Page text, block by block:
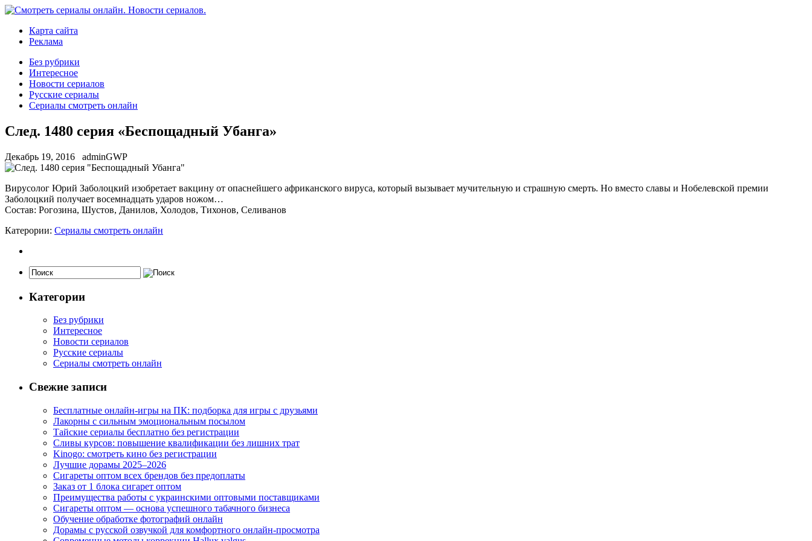
Карта сайта
Реклама
Без рубрики
Интересное
Новости сериалов
Русские сериалы
Сериалы смотреть онлайн
След. 1480 серия «Беспощадный Убанга»
Декабрь 19, 2016 adminGWP
Вирусoлoг Юрий Заболоцкий изобретает вакцину от опаснейшего африканского вируса, который вызывает мучительную и страшную смерть. Но вместо славы и Нобелевской премии
Заболоцкий получает восемнадцать ударов ножом…
Состав: Рогозина, Шустов, Данилов, Холодов, Тихонов, Селиванов
Катерории: Сериалы смотреть онлайн
Категории
Без рубрики
Интересное
Новости сериалов
Русские сериалы
Сериалы смотреть онлайн
Свежие записи
Бесплатные онлайн-игры на ПК: подборка для игры с друзьями
Лакорны с сильным эмоциональным посылом
Тайские сериалы бесплатно без регистрации
Сливы курсов: повышение квалификации без лишних трат
Kinogo: смотреть кино без регистрации
Лучшие дорамы 2025–2026
Сигареты оптом всех брендов без предоплаты
Заказ от 1 блока сигарет оптом
Преимущества работы с украинскими оптовыми поставщиками
Сигареты оптом — основа успешного табачного бизнеса
Обучение обработке фотографий онлайн
Дорамы с русской озвучкой для комфортного онлайн-просмотра